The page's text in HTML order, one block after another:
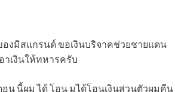
งมิสแกรนด์ ขอเงินบริจาคช่วยชายแดน
เงินให้ทหารครับ